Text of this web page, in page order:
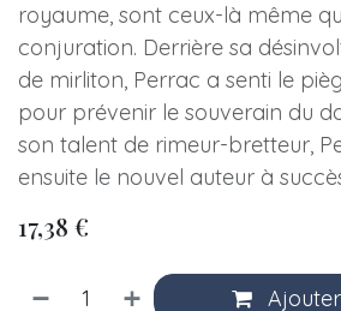
royaume, sont ceux-là même
conjuration. Derrière sa
de mirliton, Perrac a senti le
pour prévenir le souverain du
son talent de rimeur-bretteur,
ensuite le nouvel auteur à
17,38 €